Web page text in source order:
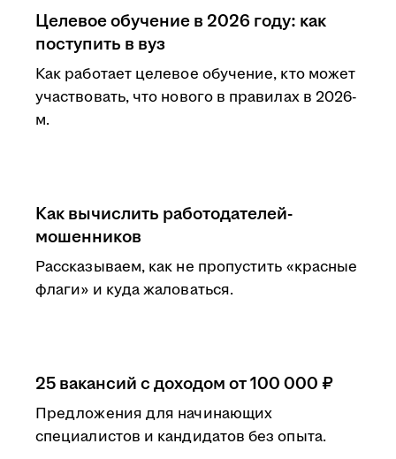
Целевое обучение в 2026 году: как
поступить в вуз
Как работает целевое обучение, кто может
участвовать, что нового в правилах в 2026-
м.
Как вычислить работодателей-
мошенников
Рассказываем, как не пропустить «красные
флаги» и куда жаловаться.
25 вакансий с доходом от 100 000 ₽
Предложения для начинающих
специалистов и кандидатов без опыта.